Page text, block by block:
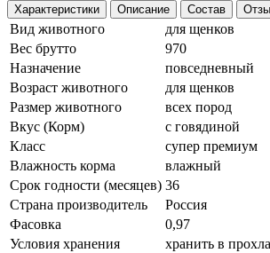
Характеристики Описание Состав
Вид животного
для щенков
Вес брутто
970
Назначение
повседневный
Возраст животного
для щенков
Размер животного
всех пород
Вкус (Корм)
с говядиной
Класс
cупер премиум
Влажность корма
влажный
Срок годности (месяцев) 36
Страна производитель
Россия
Фасовка
0,97
Условия хранения
хранить в